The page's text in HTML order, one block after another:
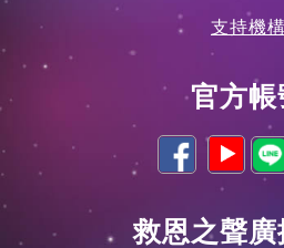
支持機構
官方帳
救恩之聲